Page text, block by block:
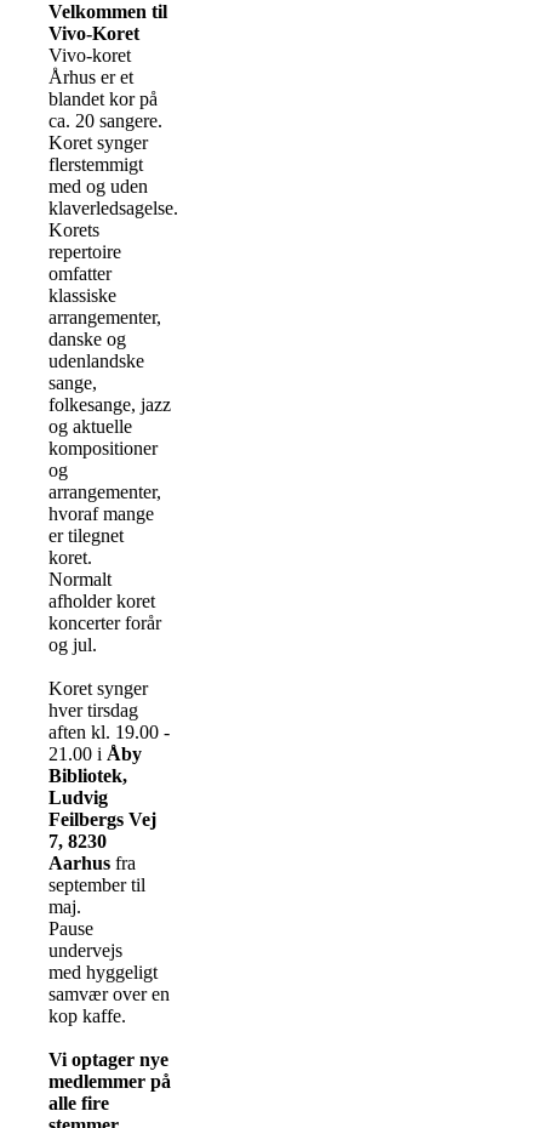
Velkommen til
Vivo-Koret
Vivo-koret
Århus er et
blandet kor på
ca. 20 sangere.
Koret synger
flerstemmigt
med og uden
klaverledsagelse.
Korets
repertoire
omfatter
klassiske
arrangementer,
danske og
udenlandske
sange,
folkesange, jazz
og aktuelle
kompositioner
og
arrangementer,
hvoraf mange
er tilegnet
koret.
Normalt
afholder koret
koncerter forår
og jul.
Koret synger
hver tirsdag
aften kl. 19.00 -
21.00 i Åby
Bibliotek,
Ludvig
Feilbergs Vej
7, 8230
Aarhus fra
september til
maj.
Pause
undervejs
med hyggeligt
samvær over en
kop kaffe.
Vi optager nye
medlemmer på
alle fire